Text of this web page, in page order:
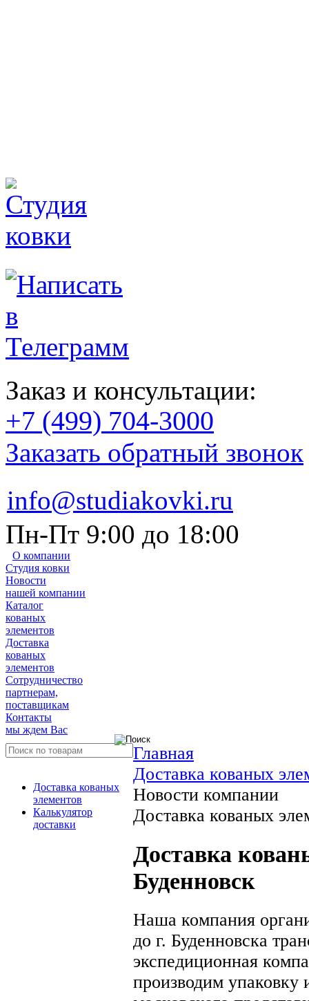
Заказ и консультации:
+7 (499) 704-3000
Заказать обратный звонок
info@studiakovki.ru
Пн-Пт 9:00 до 18:00
О компании
Студия ковки
Новости
нашей компании
Каталог
кованых
элементов
Доставка
кованых
элементов
Сотрудничество
партнерам,
поставщикам
Контакты
мы ждем Вас
Доставка кованых
элементов
Калькулятор
доставки
Главная
Доставка кованых
Новости компании
Доставка кованых
Доставка
Буденновск
Наша компания
до г. Буденновска
экспедиционная
производим упаковку